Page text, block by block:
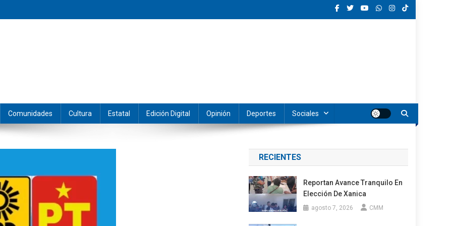
Comunidades Cultura Estatal Edición Digital Opinión Deportes Sociales
RECIENTES
Reportan Avance Tranquilo En
Elección De Xanica
agosto 7, 2026 CMM